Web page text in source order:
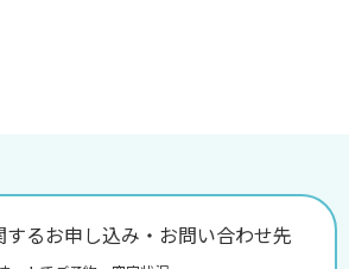
るお申し込み・お問い合わせ先